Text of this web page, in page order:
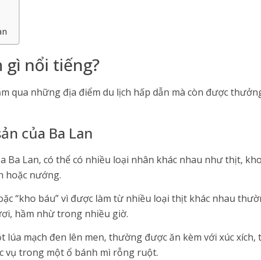
gì nổi tiếng?
qua những địa điểm du lịch hấp dẫn mà còn được
của Ba Lan
Ba Lan, có thể có nhiều loại nhân khác nhau như thịt,
hoặc nướng.
“kho báu” vì được làm từ nhiều loại thịt khác nhau
hầm nhừ trong nhiều giờ.
lúa mạch đen lên men, thường được ăn kèm với xúc
vụ trong một ổ bánh mì rỗng ruột.